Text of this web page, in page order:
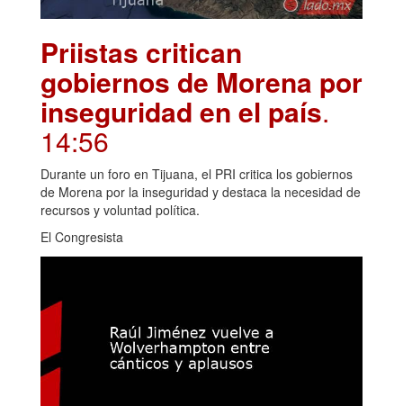
Priistas critican
gobiernos de Morena por
inseguridad en el país.
14:56
Durante un foro en Tijuana, el PRI critica los gobiernos
de Morena por la inseguridad y destaca la necesidad de
recursos y voluntad política.
El Congresista